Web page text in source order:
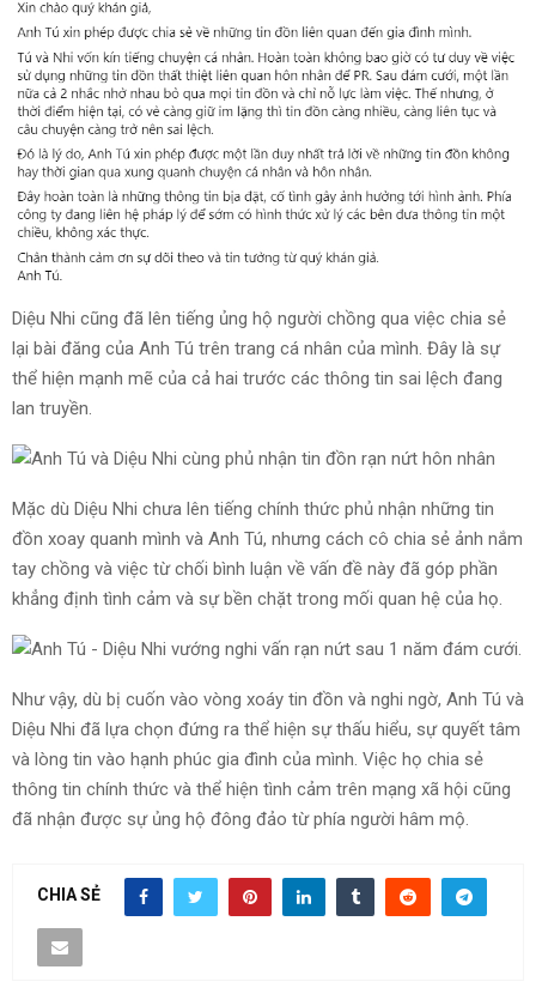
Diệu Nhi cũng đã lên tiếng ủng hộ người chồng qua việc chia sẻ
lại bài đăng của Anh Tú trên trang cá nhân của mình. Đây là sự
thể hiện mạnh mẽ của cả hai trước các thông tin sai lệch đang
lan truyền.
Mặc dù Diệu Nhi chưa lên tiếng chính thức phủ nhận những tin
đồn xoay quanh mình và Anh Tú, nhưng cách cô chia sẻ ảnh nắm
tay chồng và việc từ chối bình luận về vấn đề này đã góp phần
khẳng định tình cảm và sự bền chặt trong mối quan hệ của họ.
Như vậy, dù bị cuốn vào vòng xoáy tin đồn và nghi ngờ, Anh Tú và
Diệu Nhi đã lựa chọn đứng ra thể hiện sự thấu hiểu, sự quyết tâm
và lòng tin vào hạnh phúc gia đình của mình. Việc họ chia sẻ
thông tin chính thức và thể hiện tình cảm trên mạng xã hội cũng
đã nhận được sự ủng hộ đông đảo từ phía người hâm mộ.
CHIA SẺ